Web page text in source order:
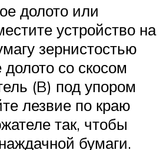
долото или
устройство на
зернистостью
долото со скосом
(B) под упором
лезвие по краю
так, чтобы
бумаги.